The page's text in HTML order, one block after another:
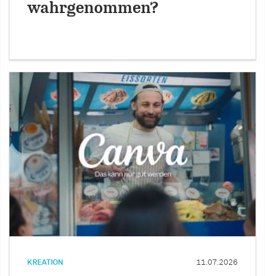
wahrgenommen?
KREATION 11.07.2026